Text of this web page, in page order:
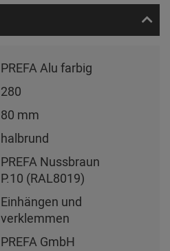
PREFA Alu farbig
280
80 mm
halbrund
PREFA Nussbraun
P.10 (RAL8019)
Einhängen und
verklemmen
PREFA GmbH